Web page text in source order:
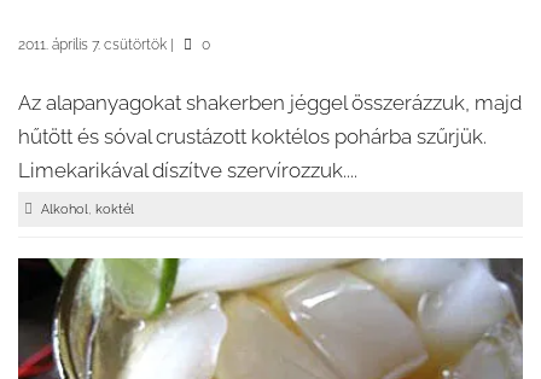
2011. április 7. csütörtök 0
Az alapanyagokat shakerben jéggel összerázzuk, majd
hűtött és sóval crustázott koktélos pohárba szűrjük.
Limekarikával díszítve szervírozzuk....
Alkohol, koktél